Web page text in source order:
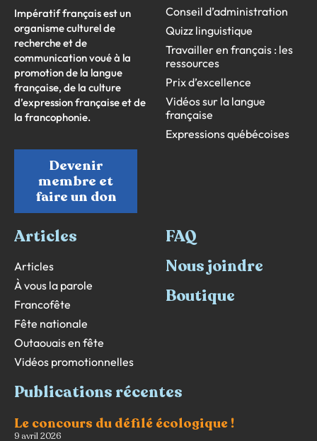
Impératif français est un
organisme culturel de
recherche et de
communication voué à la
promotion de la langue
française, de la culture
d’expression française et de
la francophonie.
Devenir
membre et
faire un don
Conseil d’administration
Quizz linguistique
Travailler en français : les
ressources
Prix d’excellence
Vidéos sur la langue
française
Expressions québécoises
Articles
Articles
À vous la parole
Francofête
Fête nationale
Outaouais en fête
Vidéos promotionnelles
FAQ
Nous joindre
Boutique
Publications récentes
Le concours du défilé écologique !
9 avril 2026